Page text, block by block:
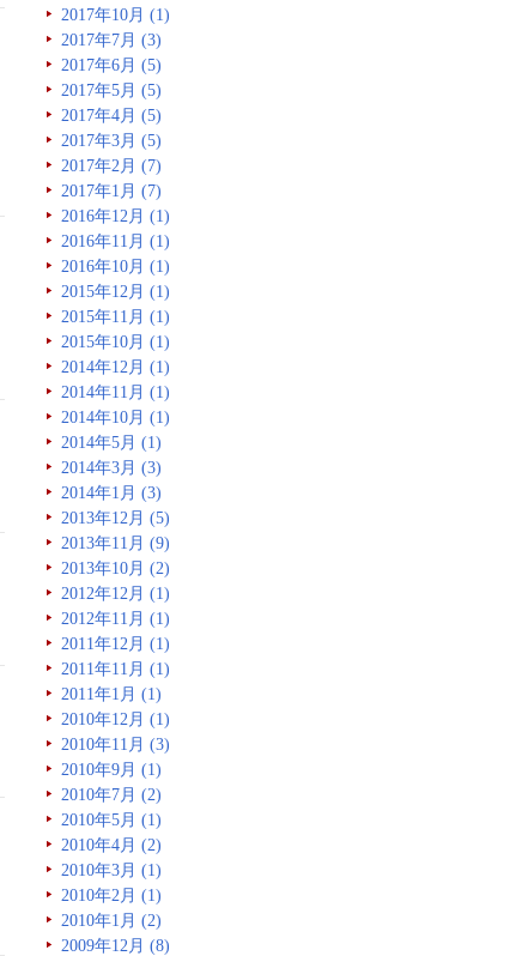
2017年10月 (1)
2017年7月 (3)
2017年6月 (5)
2017年5月 (5)
2017年4月 (5)
2017年3月 (5)
2017年2月 (7)
2017年1月 (7)
2016年12月 (1)
2016年11月 (1)
2016年10月 (1)
2015年12月 (1)
2015年11月 (1)
2015年10月 (1)
2014年12月 (1)
2014年11月 (1)
2014年10月 (1)
2014年5月 (1)
2014年3月 (3)
2014年1月 (3)
2013年12月 (5)
2013年11月 (9)
2013年10月 (2)
2012年12月 (1)
2012年11月 (1)
2011年12月 (1)
2011年11月 (1)
2011年1月 (1)
2010年12月 (1)
2010年11月 (3)
2010年9月 (1)
2010年7月 (2)
2010年5月 (1)
2010年4月 (2)
2010年3月 (1)
2010年2月 (1)
2010年1月 (2)
2009年12月 (8)